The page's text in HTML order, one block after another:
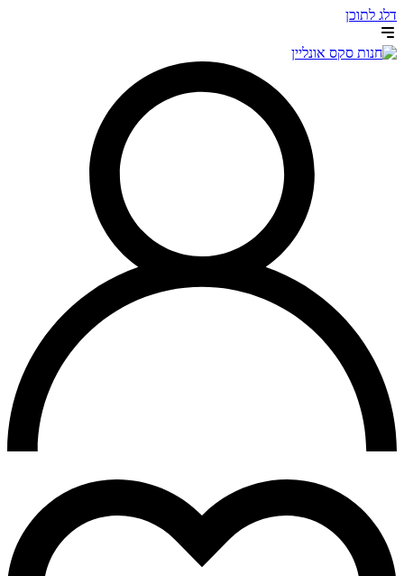
דלג לתוכן